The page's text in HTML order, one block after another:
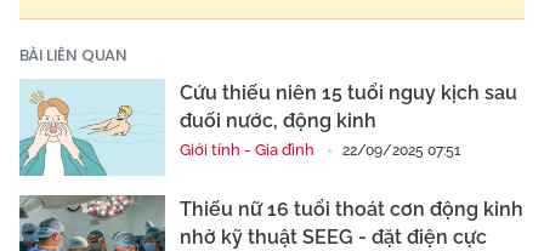
BÀI LIÊN QUAN
Cứu thiếu niên 15 tuổi nguy kịch sau
đuối nước, động kinh
Giới tính - Gia đình 22/09/2025 07:51
Thiếu nữ 16 tuổi thoát cơn động kinh
nhờ kỹ thuật SEEG - đặt điện cực